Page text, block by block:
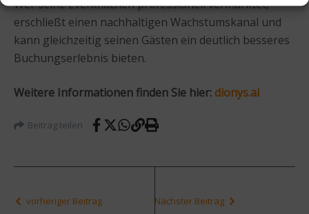
Wer seine Eventflächen professionell vermarktet,
erschließt einen nachhaltigen Wachstumskanal und
kann gleichzeitig seinen Gästen ein deutlich besseres
Buchungserlebnis bieten.
Weitere Informationen finden Sie hier: dionys.ai
Beitrag teilen
vorheriger Beitrag Nächster Beitrag